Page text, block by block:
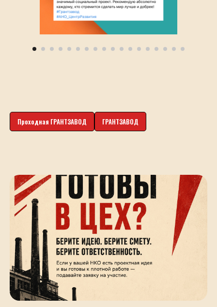
Проходная ГРАНТЗАВОД ГРАНТЗАВОД